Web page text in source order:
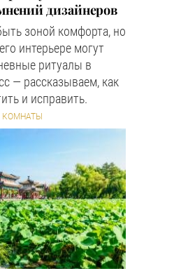
дизайнеров
зоной комфорта, но
интерьере могут
ритуалы в
— рассказываем, как
и исправить.
КОМНАТЫ